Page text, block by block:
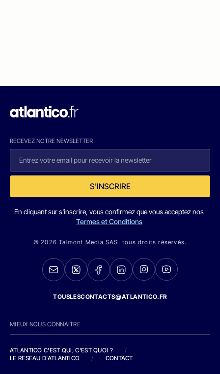
RECEVEZ NOTRE NEWSLETTER
S'INSCRIRE
En cliquant sur s'inscrire, vous confirmez que vous acceptez nos
Termes et Conditions
© 2026 Talmont Media SAS. tous droits réservés.
TOUSLESCONTACTS@ATLANTICO.FR
MIEUX NOUS CONNAITRE
ATLANTICO C'EST QUI, C'EST QUOI ?
/
LE RESEAU D'ATLANTICO
/ CONTACT